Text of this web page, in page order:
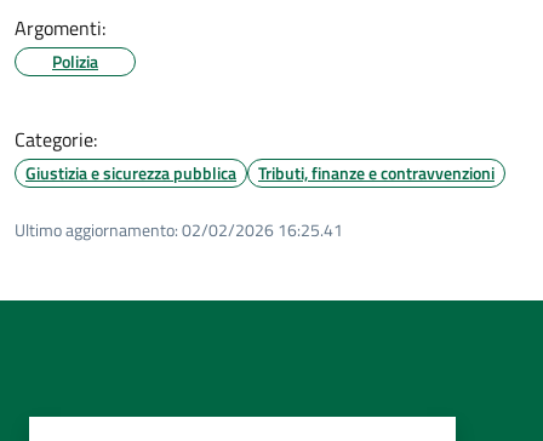
Argomenti:
Polizia
Categorie:
Giustizia e sicurezza pubblica Tributi, finanze e contravvenzioni
Ultimo aggiornamento:02/02/2026 16:25.41